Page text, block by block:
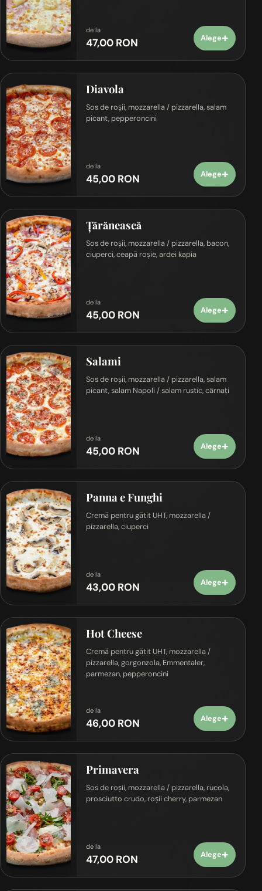
de la
47,00 RON Alege+
Diavola
Sos de roșii, mozzarella / pizzarella, salam
picant, pepperoncini
de la
45,00 RON Alege+
Țărănească
Sos de roșii, mozzarella / pizzarella, bacon,
ciuperci, ceapă roșie, ardei kapia
de la
45,00 RON Alege+
Salami
Sos de roșii, mozzarella / pizzarella, salam
picant, salam Napoli / salam rustic, cârnați
de la
45,00 RON Alege+
Panna e Funghi
Cremă pentru gătit UHT, mozzarella /
pizzarella, ciuperci
de la
43,00 RON Alege+
Hot Cheese
Cremă pentru gătit UHT, mozzarella /
pizzarella, gorgonzola, Emmentaler,
parmezan, pepperoncini
de la
46,00 RON Alege+
Primavera
Sos de roșii, mozzarella / pizzarella, rucola,
prosciutto crudo, roșii cherry, parmezan
de la
47,00 RON Alege+